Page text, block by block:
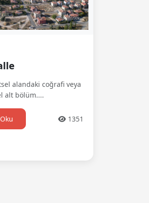
alandaki coğrafi veya
alt bölüm....
Oku 1351